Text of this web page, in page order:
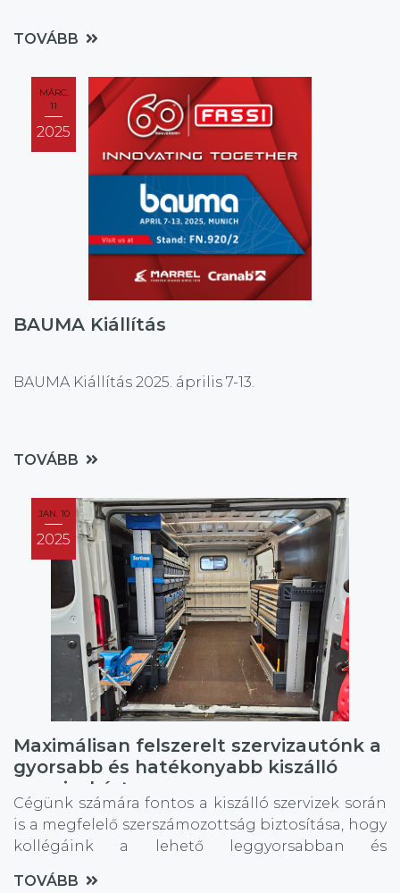
TOVÁBB
BAUMA Kiállítás
MÁRC.
11
2025
BAUMA Kiállítás 2025. április 7-13.
TOVÁBB
Maximálisan felszerelt szervizautónk a
gyorsabb és hatékonyabb kiszálló
szervizekért
JAN. 10
2025
Cégünk számára fontos a kiszálló szervizek során
is a megfelelő szerszámozottság biztosítása, hogy
kollégáink a lehető leggyorsabban és
TOVÁBB